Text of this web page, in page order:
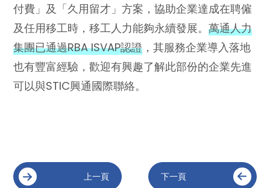
付費」及「久用留才」方案，協助企業達成在聘僱
及任用移工時，移工人力能夠永續發展。萬通人力
集團已通過RBA ISVAP認證 ，其服務企業導入落地
也有豐富經驗，歡迎有興趣了解此部份的企業先進
可以與STIC興通國際聯絡。
上一頁 下一頁